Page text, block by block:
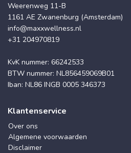
Weerenweg 11-B
1161 AE Zwanenburg (Amsterdam)
info@maxxwellness.nl
+31 204970819
KvK nummer: 66242533
BTW nummer: NL856459069B01
Iban: NL86 INGB 0005 346373
Klantenservice
Over ons
Algemene voorwaarden
Disclaimer